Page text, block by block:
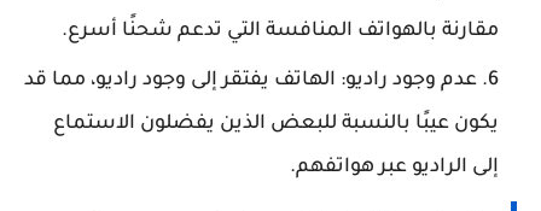
مقارنة بالهواتف المنافسة التي تدعم شحنًا أسرع.
عدم وجود راديو: الهاتف يفتقر إلى وجود راديو، مما قد
يكون عيبًا بالنسبة للبعض الذين يفضلون الاستماع
إلى الراديو عبر هواتفهم.